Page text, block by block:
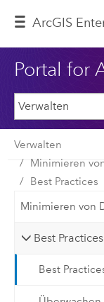
ArcGIS
Portal for
Verwalten
Minimieren
Best Practices
Minimieren von
Best Practices
Best